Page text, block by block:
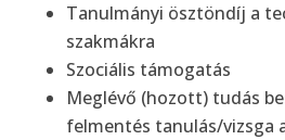
Tanulmányi ösztöndíj a
szakmákra
Szociális támogatás
Meglévő (hozott) tudás
felmentés tanulás/vizsga